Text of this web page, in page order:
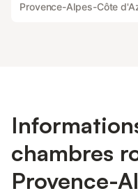
Provence-Alpes-Côte
chambres
Provence-